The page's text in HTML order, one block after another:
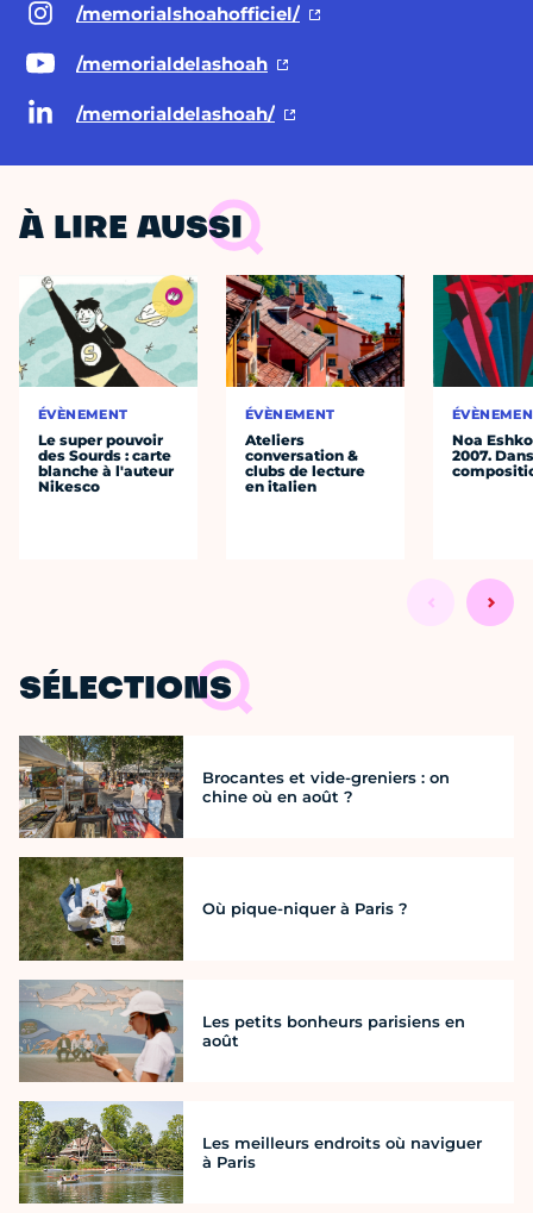
/memorialshoahofficiel/
/memorialdelashoah
/memorialdelashoah/
À LIRE AUSSI
ÉVÈNEMENT
Le super pouvoir
des Sourds : carte
blanche à l'auteur
Nikesco
ÉVÈNEMENT
Ateliers
conversation &
clubs de lecture
en italien
Noa
2007.
SÉLECTIONS
Brocantes et vide-greniers : on
chine où en août ?
Où pique-niquer à Paris ?
Les petits bonheurs parisiens en
août
Les meilleurs endroits où naviguer
à Paris